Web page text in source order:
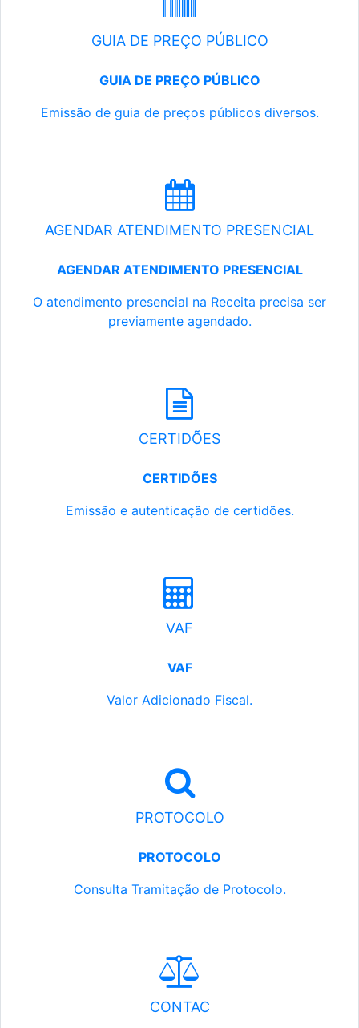
GUIA DE PREÇO PÚBLICO
GUIA DE PREÇO PÚBLICO
Emissão de guia de preços públicos diversos.
AGENDAR ATENDIMENTO PRESENCIAL
AGENDAR ATENDIMENTO PRESENCIAL
O atendimento presencial na Receita precisa ser
previamente agendado.
CERTIDÕES
CERTIDÕES
Emissão e autenticação de certidões.
VAF
VAF
Valor Adicionado Fiscal.
PROTOCOLO
PROTOCOLO
Consulta Tramitação de Protocolo.
CONTAC